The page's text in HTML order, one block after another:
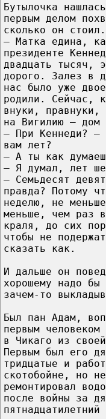
Бутылочка
первым делом
сколько он
– Матка едина,
президенте
двадцать тысяч,
дорого. Залез в
нас было уже
родили. Сейчас,
внуки, правнуки,
на Вигилию – дом
– При Кеннеди? –
вам лет?
– А ты как
– Я думал, лет
– Семьдесят
правда? Потому
неделю, не
меньше, чем раз
краля, до сих
чтобы не
сказать как.
И дальше он
хорошему надо
зачем-то
Был пан Адам,
первым
в Чикаго из
Первым был его
тридцатые и
скотобойне, но
ремонтировал
после войны за
пятнадцатилетний